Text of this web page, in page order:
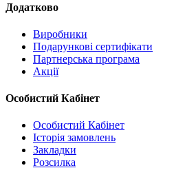
Додатково
Виробники
Подарункові сертифікати
Партнерська програма
Акції
Особистий Кабінет
Особистий Кабінет
Історія замовлень
Закладки
Розсилка